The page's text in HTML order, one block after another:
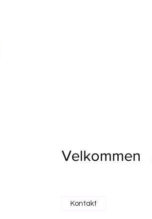
Velkommen
Kontakt